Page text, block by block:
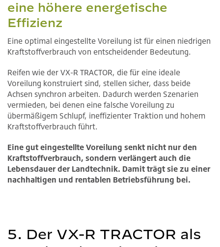
eine höhere energetische
Effizienz
Eine optimal eingestellte Voreilung ist für einen niedrigen
Kraftstoffverbrauch von entscheidender Bedeutung.
Reifen wie der VX-R TRACTOR, die für eine ideale
Voreilung konstruiert sind, stellen sicher, dass beide
Achsen synchron arbeiten. Dadurch werden Szenarien
vermieden, bei denen eine falsche Voreilung zu
übermäßigem Schlupf, ineffizienter Traktion und hohem
Kraftstoffverbrauch führt.
Eine gut eingestellte Voreilung senkt nicht nur den
Kraftstoffverbrauch, sondern verlängert auch die
Lebensdauer der Landtechnik. Damit trägt sie zu einer
nachhaltigen und rentablen Betriebsführung bei.
5. Der VX-R TRACTOR als